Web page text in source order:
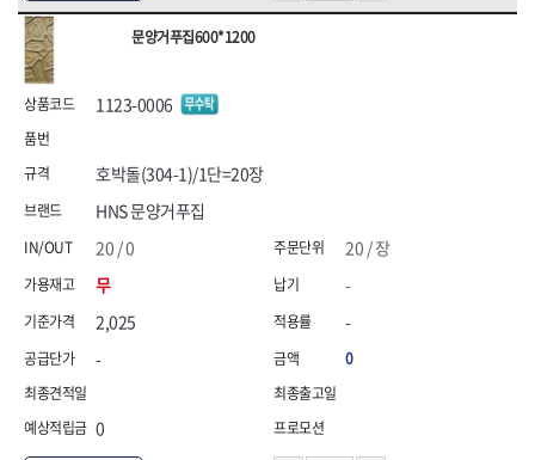
문양거푸집600*1200
1123-0006
HNS 문양거푸집
20 / 장
무
2,025
-
0
호박돌(304-1)/1단=20장
20 / 0
-
-
0